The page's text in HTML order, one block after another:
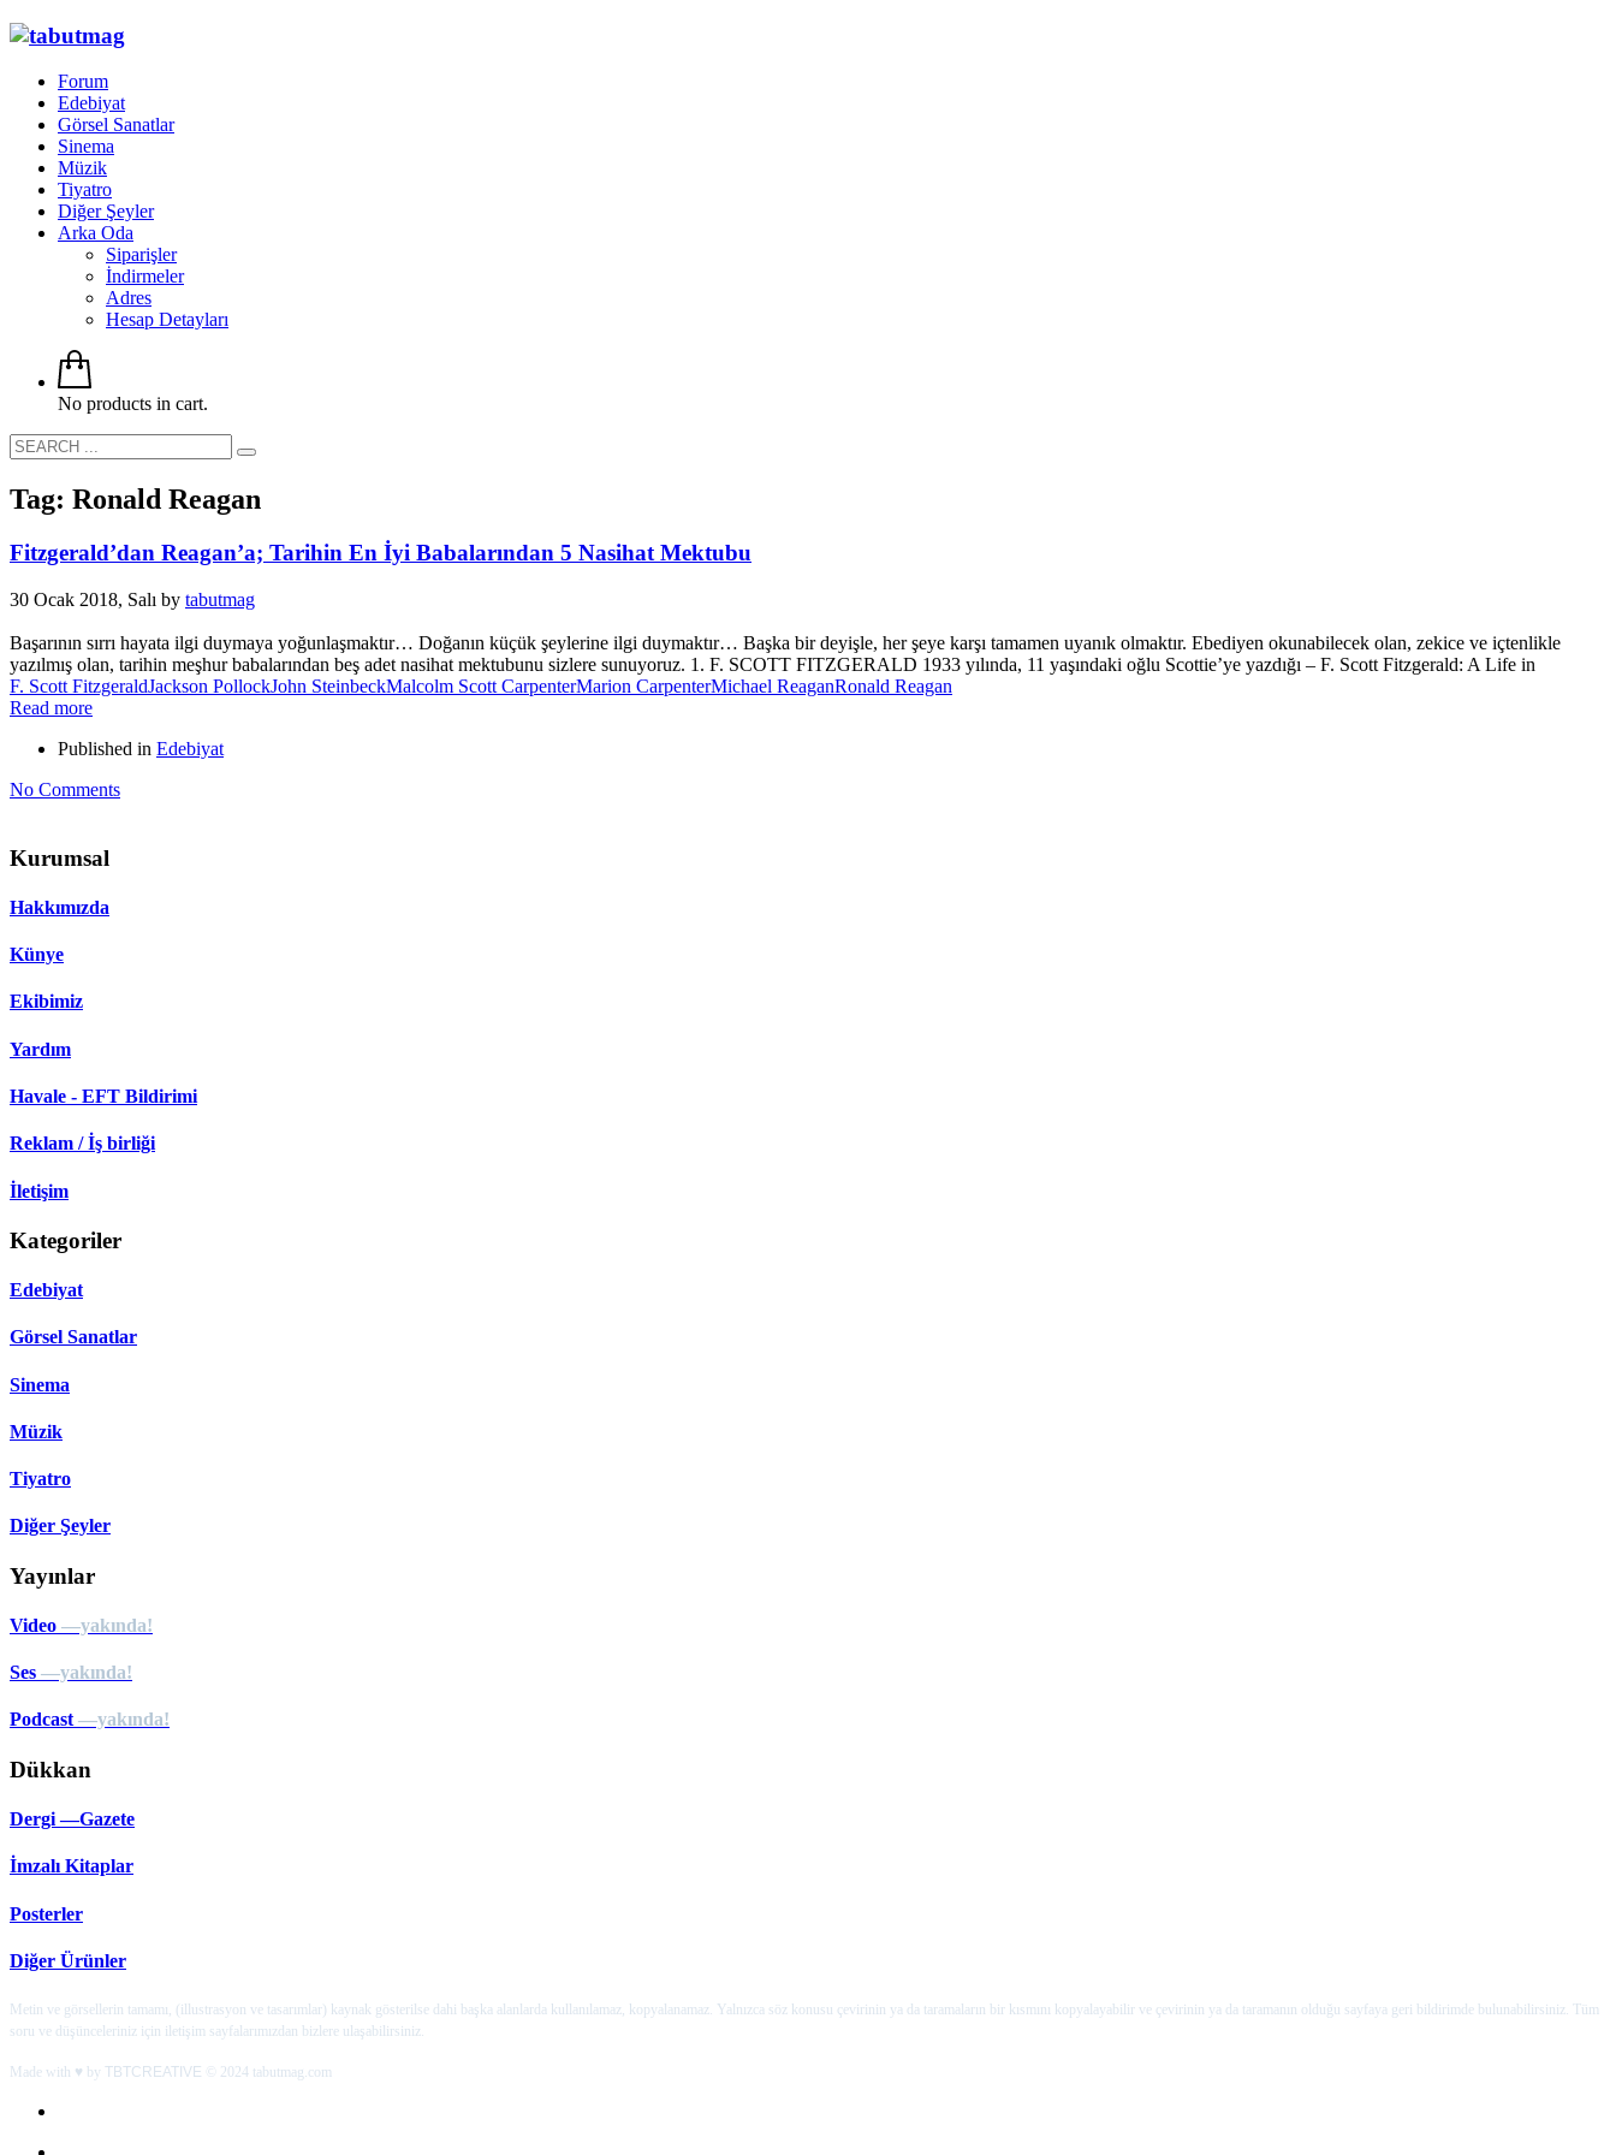
Forum
Edebiyat
Görsel Sanatlar
Sinema
Müzik
Tiyatro
Diğer Şeyler
Arka Oda
Siparişler
İndirmeler
Adres
Hesap Detayları
No products in cart.
Tag: Ronald Reagan
Fitzgerald’dan Reagan’a; Tarihin En İyi Babalarından 5 Nasihat Mektubu
30 Ocak 2018, Salı by tabutmag
Başarının sırrı hayata ilgi duymaya yoğunlaşmaktır… Doğanın küçük şeylerine ilgi duymaktır… Başka bir deyişle, her şeye karşı tamamen uyanık olmaktır. Ebediyen okunabilecek olan, zekice ve içtenlikle
yazılmış olan, tarihin meşhur babalarından beş adet nasihat mektubunu sizlere sunuyoruz. 1. F. SCOTT FITZGERALD 1933 yılında, 11 yaşındaki oğlu Scottie’ye yazdığı – F. Scott Fitzgerald: A Life in
F. Scott FitzgeraldJackson PollockJohn SteinbeckMalcolm Scott CarpenterMarion CarpenterMichael ReaganRonald Reagan
Read more
Published in Edebiyat
No Comments
Kurumsal
Hakkımızda
Künye
Ekibimiz
Yardım
Havale - EFT Bildirimi
Reklam / İş birliği
İletişim
Kategoriler
Edebiyat
Görsel Sanatlar
Sinema
Müzik
Tiyatro
Diğer Şeyler
Yayınlar
Video —yakında!
Ses —yakında!
Podcast—yakında!
Dükkan
Dergi —Gazete
İmzalı Kitaplar
Posterler
Diğer Ürünler
Metin ve görsellerin tamamı, (illustrasyon ve tasarımlar) kaynak gösterilse dahi başka alanlarda kullanılamaz, kopyalanamaz. Yalnızca söz konusu çevirinin ya da taramaların bir kısmını kopyalayabilir ve çevirinin ya da taramanın olduğu sayfaya geri bildirimde bulunabilirsiniz. Tüm
soru ve düşünceleriniz için iletişim sayfalarımızdan bizlere ulaşabilirsiniz.
Made with ♥ by TBTCREATIVE © 2024 tabutmag.com